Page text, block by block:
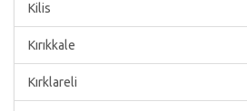
Kilis
Kırıkkale
Kırklareli